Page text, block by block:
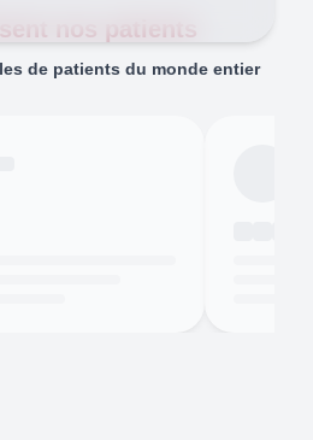
nos patients
de patients du monde entier